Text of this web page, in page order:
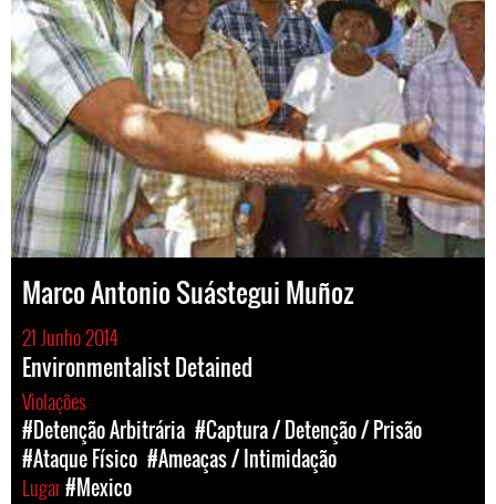
Marco Antonio Suástegui Muñoz
21 Junho 2014
Environmentalist Detained
Violações
#Detenção Arbitrária #Captura / Detenção / Prisão
#Ataque Físico #Ameaças / Intimidação
Lugar#Mexico